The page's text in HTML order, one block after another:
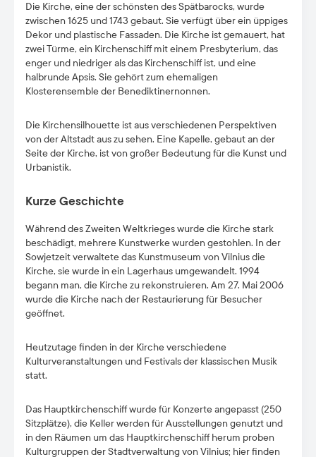
Die Kirche, eine der schönsten des Spätbarocks, wurde
zwischen 1625 und 1743 gebaut. Sie verfügt über ein üppiges
Dekor und plastische Fassaden. Die Kirche ist gemauert, hat
zwei Türme, ein Kirchenschiff mit einem Presbyterium, das
enger und niedriger als das Kirchenschiff ist, und eine
halbrunde Apsis. Sie gehört zum ehemaligen
Klosterensemble der Benediktinernonnen.
Die Kirchensilhouette ist aus verschiedenen Perspektiven
von der Altstadt aus zu sehen. Eine Kapelle, gebaut an der
Seite der Kirche, ist von großer Bedeutung für die Kunst und
Urbanistik.
Kurze Geschichte
Während des Zweiten Weltkrieges wurde die Kirche stark
beschädigt, mehrere Kunstwerke wurden gestohlen. In der
Sowjetzeit verwaltete das Kunstmuseum von Vilnius die
Kirche, sie wurde in ein Lagerhaus umgewandelt. 1994
begann man, die Kirche zu rekonstruieren. Am 27. Mai 2006
wurde die Kirche nach der Restaurierung für Besucher
geöffnet.
Heutzutage finden in der Kirche verschiedene
Kulturveranstaltungen und Festivals der klassischen Musik
statt.
Das Hauptkirchenschiff wurde für Konzerte angepasst (250
Sitzplätze), die Keller werden für Ausstellungen genutzt und
in den Räumen um das Hauptkirchenschiff herum proben
Kulturgruppen der Stadtverwaltung von Vilnius; hier finden